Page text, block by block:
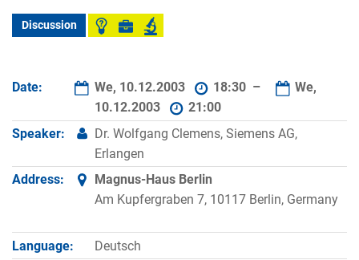
Discussion
Date: We, 10.12.2003 18:30 –
We,
10.12.2003
21:00
Speaker:
Dr. Wolfgang Clemens, Siemens AG,
Erlangen
Address:
Magnus-Haus Berlin
Am Kupfergraben 7, 10117 Berlin, Germany
Language:
Deutsch